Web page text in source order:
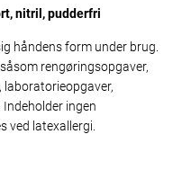
nitril, pudderfri
håndens form under brug.
rengøringsopgaver,
laboratorieopgaver,
ingen
ved latexallergi.